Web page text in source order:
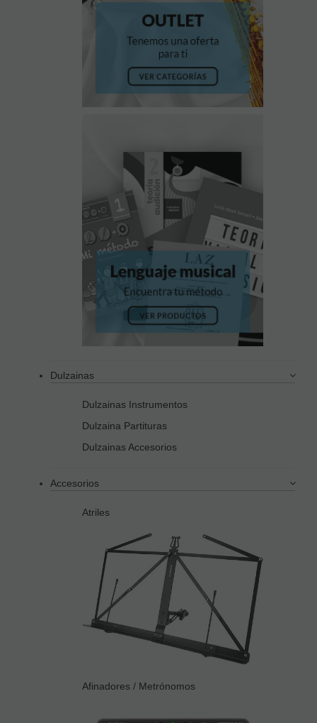
Dulzainas
Dulzainas Instrumentos
Dulzaina Partituras
Dulzainas Accesorios
Accesorios
Atriles
Afinadores / Metrónomos